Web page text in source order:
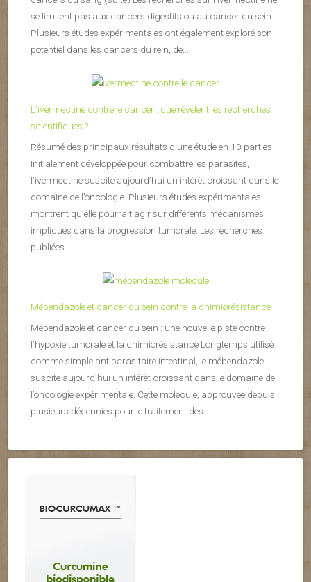
se limitent pas aux cancers digestifs ou au cancer du sein.
Plusieurs études expérimentales ont également exploré son
potentiel dans les cancers du rein, de...
L’ivermectine contre le cancer : que révèlent les recherches
scientifiques ?
Résumé des principaux résultats d’une étude en 10 parties
Initialement développée pour combattre les parasites,
l’ivermectine suscite aujourd’hui un intérêt croissant dans le
domaine de l’oncologie. Plusieurs études expérimentales
montrent qu’elle pourrait agir sur différents mécanismes
impliqués dans la progression tumorale. Les recherches
publiées...
Mébendazole et cancer du sein contre la chimiorésistance
Mébendazole et cancer du sein : une nouvelle piste contre
l’hypoxie tumorale et la chimiorésistance Longtemps utilisé
comme simple antiparasitaire intestinal, le mébendazole
suscite aujourd’hui un intérêt croissant dans le domaine de
l’oncologie expérimentale. Cette molécule, approuvée depuis
plusieurs décennies pour le traitement des...